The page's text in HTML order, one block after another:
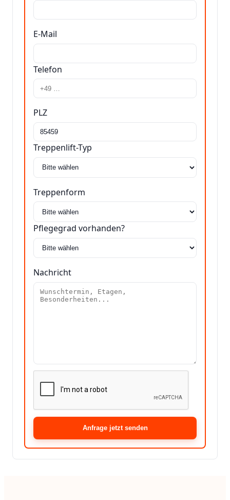
E-Mail
Telefon
PLZ
Treppenlift-Typ
Treppenform
Pflegegrad vorhanden?
Nachricht
Anfrage jetzt senden